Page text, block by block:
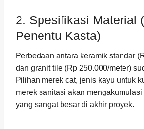
2. Spesifikasi Material
Penentu Kasta)
Perbedaan antara keramik standar
dan granit tile (Rp 250.000/meter)
Pilihan merek cat, jenis kayu untuk
merek sanitasi akan
yang sangat besar di akhir proyek.